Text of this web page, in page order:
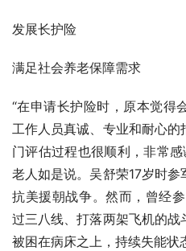
发展长护险
满足社会养老保障需求
“在申请长护险时，原本觉得
工作人员真诚、专业和耐心
门评估过程也很顺利，非常
老人如是说。吴舒荣17岁时
抗美援朝战争。然而，曾经
过三八线、打落两架飞机的战
被困在病床之上，持续失能